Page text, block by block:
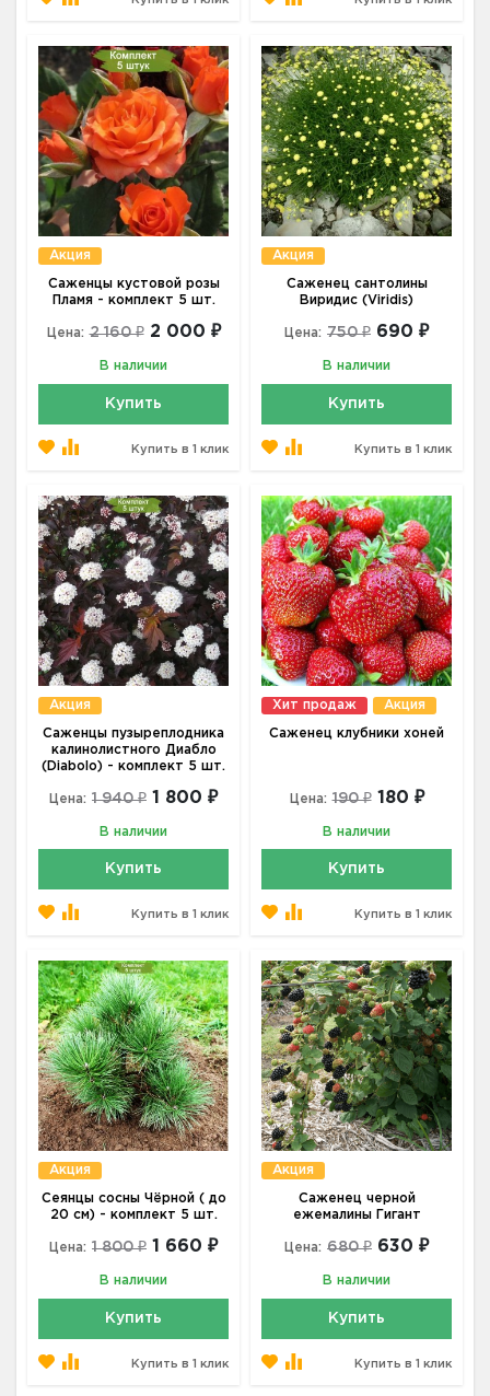
Акция
Саженцы кустовой розы
Пламя - комплект 5 шт.
Цена: 2 160 ₽ 2 000 ₽
В наличии
Купить
Купить в 1 клик
Акция
Саженец сантолины
Виридис (Viridis)
Цена: 750 ₽ 690 ₽
В наличии
Купить
Купить в 1 клик
Акция
Саженцы пузыреплодника
калинолистного Диабло
(Diabolo) - комплект 5 шт.
Цена: 1 940 ₽ 1 800 ₽
В наличии
Купить
Купить в 1 клик
Хит продаж Акция
Саженец клубники хоней
Цена: 190 ₽ 180 ₽
В наличии
Купить
Купить в 1 клик
Акция
Сеянцы сосны Чёрной ( до
20 см) - комплект 5 шт.
Цена: 1 800 ₽ 1 660 ₽
В наличии
Купить
Купить в 1 клик
Акция
Саженец черной
ежемалины Гигант
Цена: 680 ₽ 630 ₽
В наличии
Купить
Купить в 1 клик